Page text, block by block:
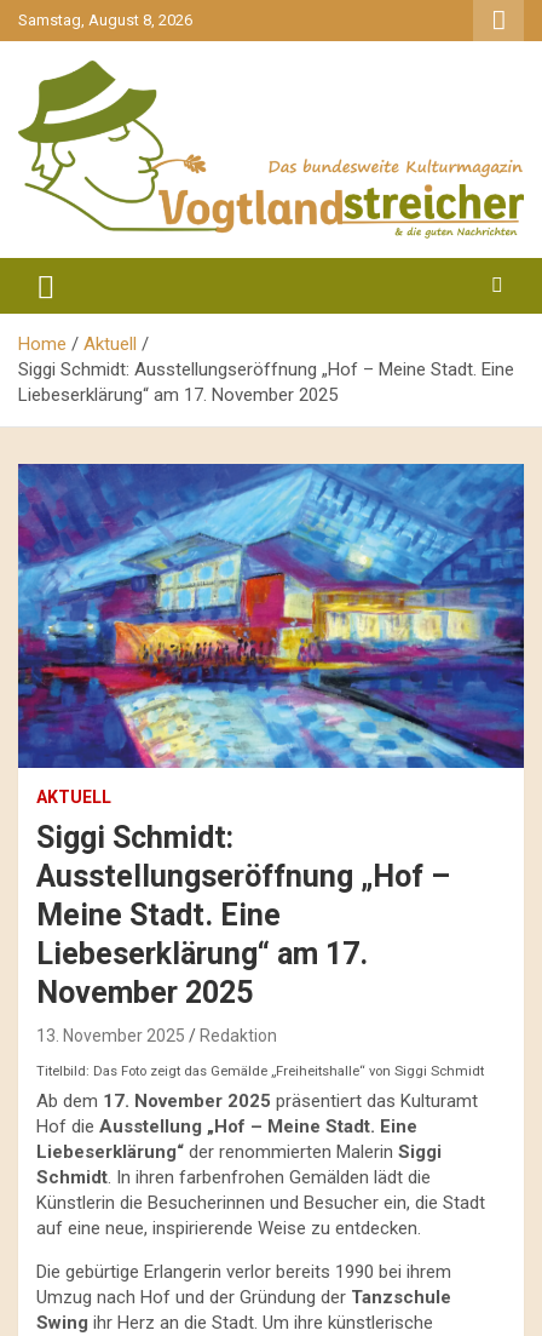
gehe
zum
Samstag, August 8, 2026
Vogtlandstreicher
Home
Aktuell
Siggi Schmidt: Ausstellungseröffnung „Hof – Meine Stadt. Eine
Liebeserklärung“ am 17. November 2025
AKTUELL
Siggi Schmidt:
Ausstellungseröffnung „Hof –
Meine Stadt. Eine
Liebeserklärung“ am 17.
November 2025
13. November 2025 Redaktion
Titelbild: Das Foto zeigt das Gemälde „Freiheitshalle“ von Siggi Schmidt
Ab dem 17. November 2025 präsentiert das Kulturamt
Hof die Ausstellung „Hof – Meine Stadt. Eine
Liebeserklärung“ der renommierten Malerin Siggi
Schmidt. In ihren farbenfrohen Gemälden lädt die
Künstlerin die Besucherinnen und Besucher ein, die Stadt
auf eine neue, inspirierende Weise zu entdecken.
Die gebürtige Erlangerin verlor bereits 1990 bei ihrem
Umzug nach Hof und der Gründung der Tanzschule
Swing ihr Herz an die Stadt. Um ihre künstlerische